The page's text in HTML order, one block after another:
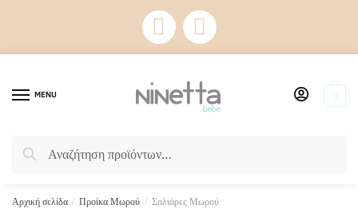
MENU
Αναζήτηση
Αναζήτηση
0
Αρχική σελίδα / Προίκα Μωρού / Σαλιάρες Μωρού